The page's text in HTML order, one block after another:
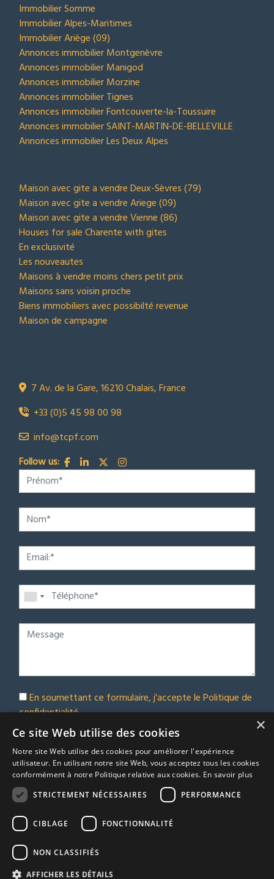
Immobilier Somme
Immobilier Alpes-Maritimes
Immobilier Ariège (09)
Annonces immobilier Montgenèvre
Annonces immobilier Manigod
Annonces immobilier Morzine
Annonces immobilier Tignes
Annonces immobilier Fontcouverte-la-Toussuire
Annonces immobilier SAINT-MARTIN-DE-BELLEVILLE
Annonces immobilier Les Deux Alpes
Maison avec gite a vendre Deux-Sèvres (79)
Maison avec gite a vendre Ariege (09)
Maison avec gite a vendre Vienne (86)
Houses for sale Charente with gites
En exclusivité
Les nouveautes
Maisons à vendre moins chers petit prix
Maisons sans voisin proche
Biens immobiliers avec possibilté revenue
Maison de campagne
7 Av. de la Gare, 16210 Chalais, France
+33 (0)5 45 98 00 98
info@tcpf.com
Follow us:
En soumettant ce formulaire, j'accepte lePolitique de
confidentialité
Abonnez-vous à notre bulletin d'information
Soumettre
© Euro Immobilier Chalais SARL - 2026
Termes et conditions
×
Ce site Web utilise des cookies
Notre site Web utilise des cookies pour améliorer l'expérience
utilisateur. En utilisant notre site Web, vous acceptez tous les cookies
conformément à notre Politique relative aux cookies. En savoir plus
STRICTEMENT NÉCESSAIRES
PERFORMANCE
CIBLAGE FONCTIONNALITÉ
NON CLASSIFIÉS
AFFICHER LES DÉTAILS